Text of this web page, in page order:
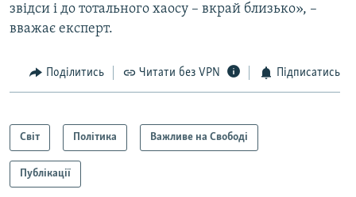
звідси і до тотального хаосу – вкрай близько», –
вважає експерт.
Поділитись Читати без VPN Підписатись
Світ Політика Важливе на Свободі
Публікації